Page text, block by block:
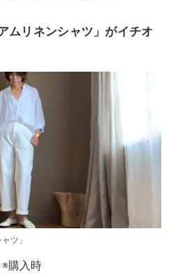
ムリネンシャツ」がイチオ
ツ」
※購入時